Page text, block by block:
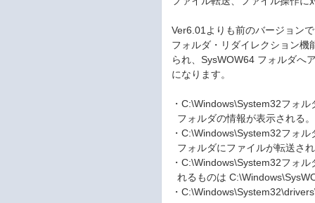
Ver6.01よりも前のバージョン
フォルダ・リダイレクション機
られ、SysWOW64 フォルダへ
になります。
・C:\Windows\System32フォ
フォルダの情報が表示される。
・C:\Windows\System32フォ
フォルダにファイルが転送さ
・C:\Windows\System32フォ
れるものは
・